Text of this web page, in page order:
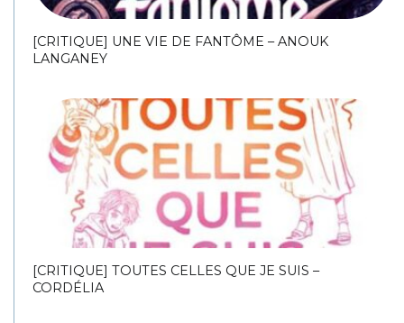
[CRITIQUE] UNE VIE DE FANTÔME – ANOUK
LANGANEY
[CRITIQUE] TOUTES CELLES QUE JE SUIS –
CORDÉLIA